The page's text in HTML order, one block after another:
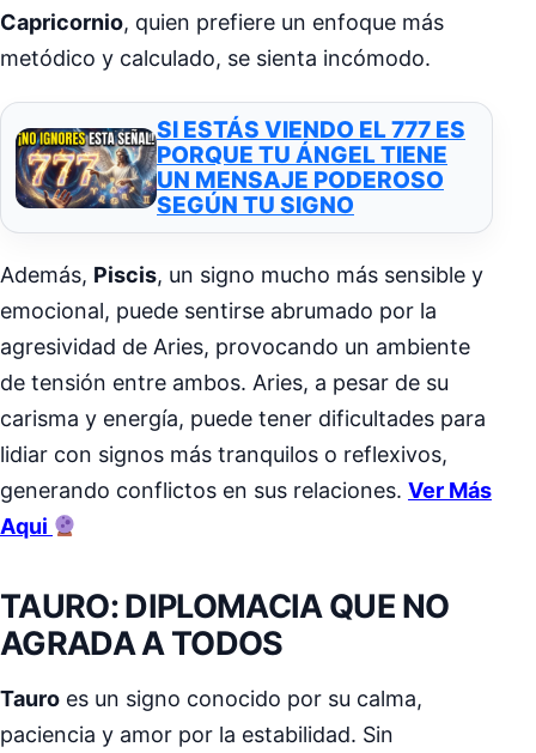
Capricornio, quien prefiere un enfoque más
metódico y calculado, se sienta incómodo.
SI ESTÁS VIENDO EL 777 ES
PORQUE TU ÁNGEL TIENE
UN MENSAJE PODEROSO
SEGÚN TU SIGNO
Además, Piscis, un signo mucho más sensible y
emocional, puede sentirse abrumado por la
agresividad de Aries, provocando un ambiente
de tensión entre ambos. Aries, a pesar de su
carisma y energía, puede tener dificultades para
lidiar con signos más tranquilos o reflexivos,
generando conflictos en sus relaciones. Ver Más
Aqui
TAURO: DIPLOMACIA QUE NO
AGRADA A TODOS
Tauro es un signo conocido por su calma,
paciencia y amor por la estabilidad. Sin